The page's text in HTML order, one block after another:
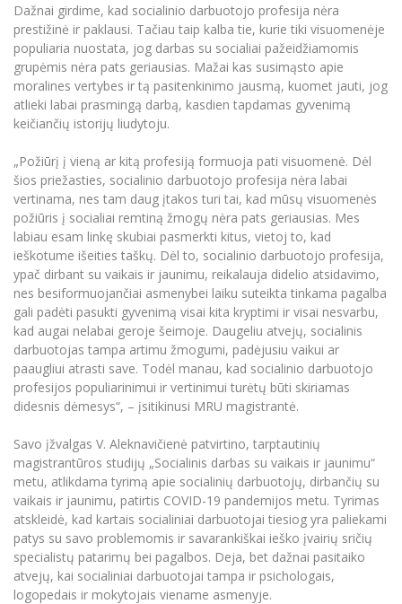
Partnerystės
Azijos centras
Vilniaus Karaliaus Sedžiongo institutas
Frankofoniškų šalių studijų centras
Azijos centras
Vilniaus Karaliaus Sedžiongo institutas
Frankofoniškų šalių studijų centras
Viešai skelbiama informacija
Parama Ukrainai
Civilinė sauga
Korupcijos prevencija
Studijų tvarkaraštis
Informacinė sistema "Studijos"
Darbuotojų elektroninis paštas
Daugiafaktorinė autentifikacija universiteto
darbuotojams (MFA)
Mokslininkų profiliai "CRIS"
Bendruomenės gerovė
Darbuotojų kvalifikacijos kėlimas
MRU norminių teisės aktų duomenų bazė
Intranetas
eDVS
Microsoft Office 365
MRU mobilios programėlės
Pagalbos sistema
Profesinė sąjunga
Kontaktų paieška
Dažnai girdime, kad socialinio darbuotojo profesija nėra
prestižinė ir paklausi. Tačiau taip kalba tie, kurie tiki visuomenėje
populiaria nuostata, jog darbas su socialiai pažeidžiamomis
grupėmis nėra pats geriausias. Mažai kas susimąsto apie
moralines vertybes ir tą pasitenkinimo jausmą, kuomet jauti, jog
atlieki labai prasmingą darbą, kasdien tapdamas gyvenimą
keičiančių istorijų liudytoju.
„Požiūrį į vieną ar kitą profesiją formuoja pati visuomenė. Dėl
šios priežasties, socialinio darbuotojo profesija nėra labai
vertinama, nes tam daug įtakos turi tai, kad mūsų visuomenės
požiūris į socialiai remtiną žmogų nėra pats geriausias. Mes
labiau esam linkę skubiai pasmerkti kitus, vietoj to, kad
ieškotume išeities taškų. Dėl to, socialinio darbuotojo profesija,
ypač dirbant su vaikais ir jaunimu, reikalauja didelio atsidavimo,
nes besiformuojančiai asmenybei laiku suteikta tinkama pagalba
gali padėti pasukti gyvenimą visai kita kryptimi ir visai nesvarbu,
kad augai nelabai geroje šeimoje. Daugeliu atvejų, socialinis
darbuotojas tampa artimu žmogumi, padėjusiu vaikui ar
paaugliui atrasti save. Todėl manau, kad socialinio darbuotojo
profesijos populiarinimui ir vertinimui turėtų būti skiriamas
didesnis dėmesys“, – įsitikinusi MRU magistrantė.
Savo įžvalgas V. Aleknavičienė patvirtino, tarptautinių
magistrantūros studijų „Socialinis darbas su vaikais ir jaunimu“
metu, atlikdama tyrimą apie socialinių darbuotojų, dirbančių su
vaikais ir jaunimu, patirtis COVID-19 pandemijos metu. Tyrimas
atskleidė, kad kartais socialiniai darbuotojai tiesiog yra paliekami
patys su savo problemomis ir savarankiškai ieško įvairių sričių
specialistų patarimų bei pagalbos. Deja, bet dažnai pasitaiko
atvejų, kai socialiniai darbuotojai tampa ir psichologais,
logopedais ir mokytojais viename asmenyje.